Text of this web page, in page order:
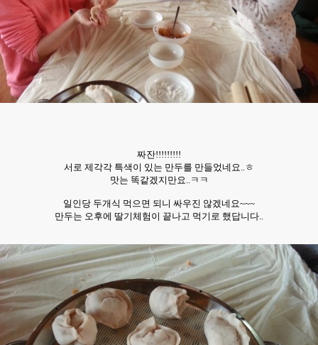
짜잔!!!!!!!!!
서로 제각각 특색이 있는 만두를 만들었네요..ㅎ
맛는 똑같겠지만요..ㅋㅋ
일인당 두개식 먹으면 되니 싸우진 않겠네요~~~
만두는 오후에 딸기체험이 끝나고 먹기로 했답니다..